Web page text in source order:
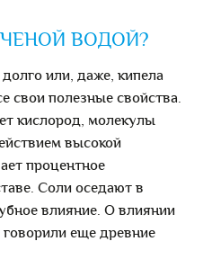
ВОДОЙ?
или, даже, кипела
свои полезные свойства.
кислород, молекулы
высокой
процентное
Соли оседают в
влияние. О влиянии
еще древние